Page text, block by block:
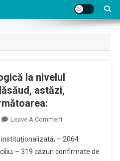
la nivelul
astăzi,
Leave A CommentOn
Epidemiologică
La
– 2064
– 319 cazuri confirmate de